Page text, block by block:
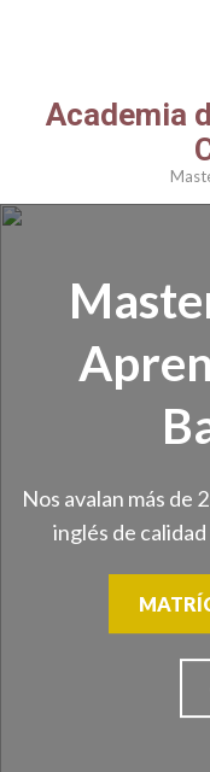
Academia
Nos avalan más de
inglés de